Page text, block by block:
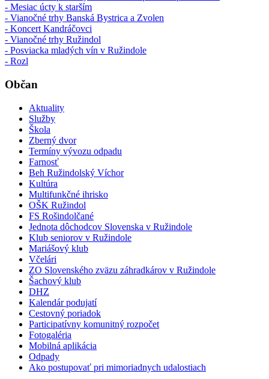
- Mesiac úcty k starším
- Vianočné trhy Banská Bystrica a Zvolen
- Koncert Kandráčovci
- Vianočné trhy Ružindol
- Posviacka mladých vín v Ružindole
- Rozl
Občan
Aktuality
Služby
Škola
Zberný dvor
Termíny vývozu odpadu
Farnosť
Beh Ružindolský Víchor
Kultúra
Multifunkčné ihrisko
OŠK Ružindol
FS Rošindolčané
Jednota dôchodcov Slovenska v Ružindole
Klub seniorov v Ružindole
Mariášový klub
Včelári
ZO Slovenského zväzu záhradkárov v Ružindole
Šachový klub
DHZ
Kalendár podujatí
Cestovný poriadok
Participatívny komunitný rozpočet
Fotogaléria
Mobilná aplikácia
Odpady
Ako postupovať pri mimoriadnych udalostiach